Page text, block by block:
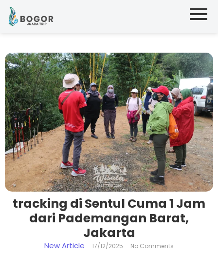
tracking di Sentul Cuma 1 Jam
dari Pademangan Barat,
Jakarta
New Article 17/12/2025 No Comments